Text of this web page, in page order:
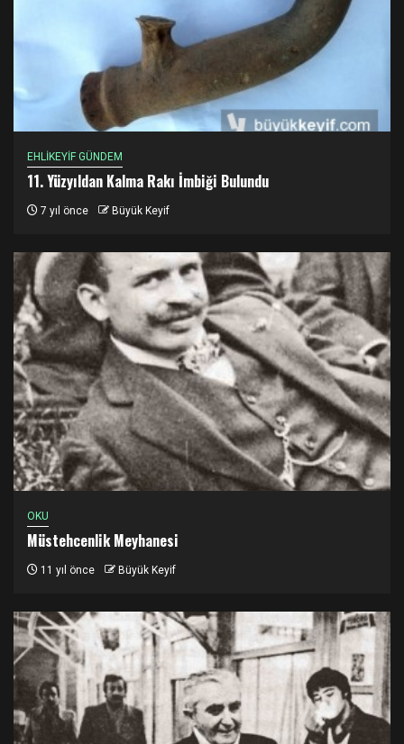
EHLİKEYİF GÜNDEM
11. Yüzyıldan Kalma Rakı İmbiği Bulundu
7 yıl önce Büyük Keyif
OKU
Müstehcenlik Meyhanesi
11 yıl önce Büyük Keyif